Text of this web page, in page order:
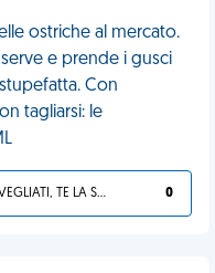
ostriche al mercato.
e prende i gusci
Con
tagliarsi: le
SVEGLIATI, TE LA SEI CERCATA! 0